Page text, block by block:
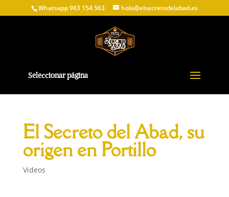
Whatsapp 983 154 563 hola@elsecretodelabad.es
Seleccionar página
El Secreto del Abad, su
origen en Portillo
Videos